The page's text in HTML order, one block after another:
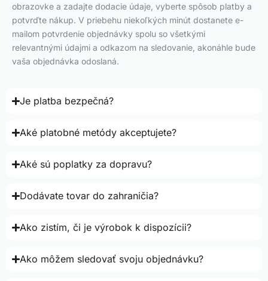
obrazovke a zadajte dodacie údaje, vyberte spôsob platby a
potvrďte nákup. V priebehu niekoľkých minút dostanete e-
mailom potvrdenie objednávky spolu so všetkými
relevantnými údajmi a odkazom na sledovanie, akonáhle bude
vaša objednávka odoslaná.
Je platba bezpečná?
Aké platobné metódy akceptujete?
Aké sú poplatky za dopravu?
Dodávate tovar do zahraničia?
Ako zistím, či je výrobok k dispozícii?
Ako môžem sledovať svoju objednávku?